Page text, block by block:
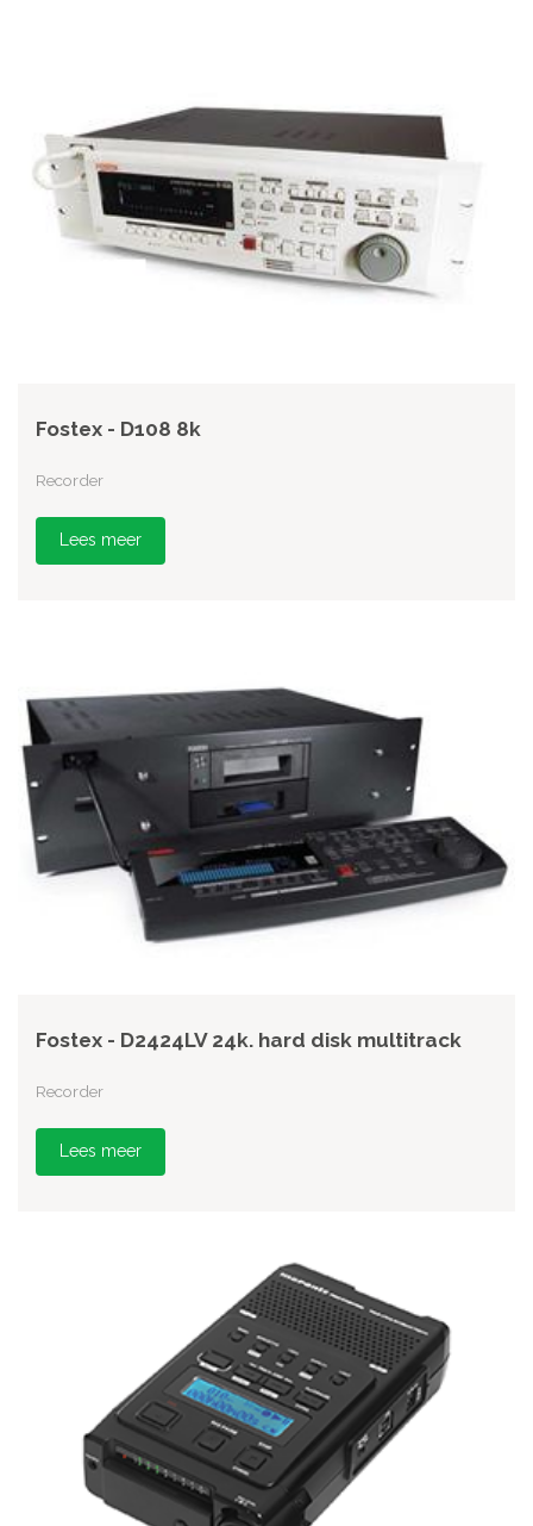
Fostex - D108 8k
Recorder
Lees meer
Fostex - D2424LV 24k. hard disk multitrack
Recorder
Lees meer